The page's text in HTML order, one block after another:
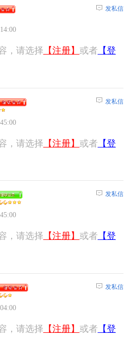
发私信
，请选择 【注册】 或者 【登
发私信
，请选择 【注册】 或者 【登
发私信
，请选择 【注册】 或者 【登
发私信
，请选择 【注册】 或者 【登